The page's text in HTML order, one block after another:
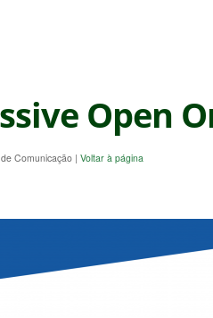
Open
Comunicação | Voltar à página